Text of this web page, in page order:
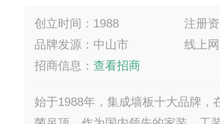
创立时间：1988
注册
品牌发源：中山市
线上
招商信息： 查看招商
始于1988年，集成墙板十大品牌，